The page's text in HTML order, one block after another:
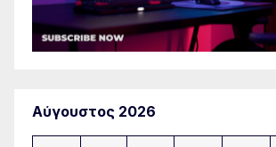
Αύγουστος 2026